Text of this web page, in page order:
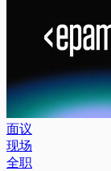
面议
现场
全职